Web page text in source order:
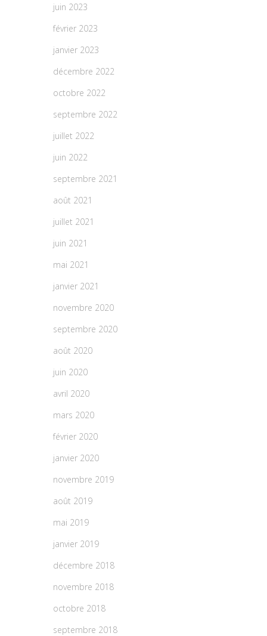
juin 2023
février 2023
janvier 2023
décembre 2022
octobre 2022
septembre 2022
juillet 2022
juin 2022
septembre 2021
août 2021
juillet 2021
juin 2021
mai 2021
janvier 2021
novembre 2020
septembre 2020
août 2020
juin 2020
avril 2020
mars 2020
février 2020
janvier 2020
novembre 2019
août 2019
mai 2019
janvier 2019
décembre 2018
novembre 2018
octobre 2018
septembre 2018